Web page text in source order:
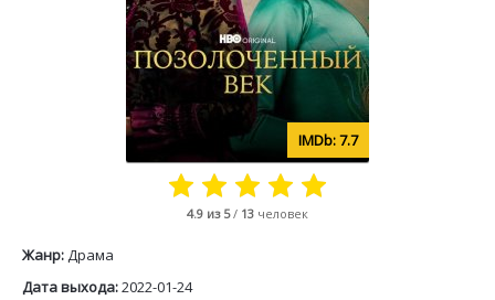
7.7
4.9 из 5/ 13 человек
Жанр:Драма
Дата выхода:2022-01-24